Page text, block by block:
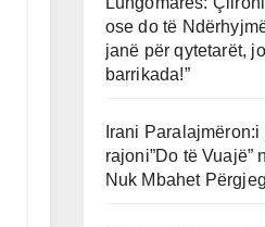
ose do të
janë për qytetarët,
barrikada!”
Irani
rajoni”Do të Vuajë”
Nuk Mbahet